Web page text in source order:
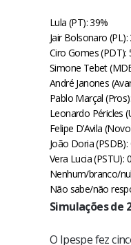
Lula (PT): 39%
Jair Bolsonaro (PL):
Ciro Gomes (PDT):
Simone Tebet
André Janones
Pablo Marçal
Leonardo Péricles
Felipe D’Avila
João Doria (PSDB):
Vera Lucia (PSTU):
Nenhum/branco/
Não sabe/não
Simulações de
O Ipespe fez